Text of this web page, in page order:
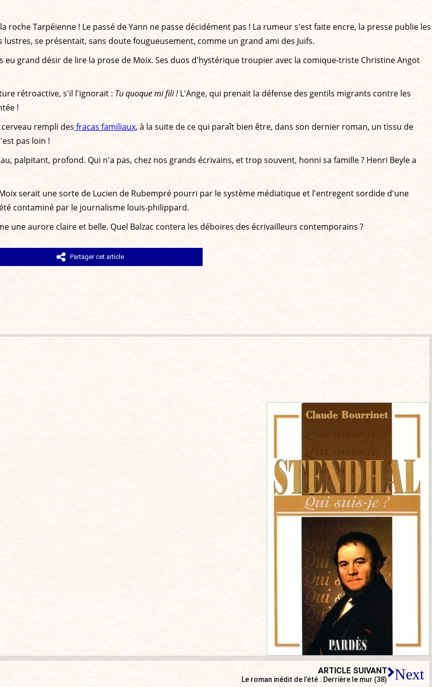
Tarpéienne ! Le passé de Yann ne passe décidément pas ! La rumeur s'est faite encre, la presse publie les
se présentait, sans doute fougueusement, comme un grand ami des Juifs.
grand désir de lire la prose de Moix. Ses duos d'hystérique troupier avec la comique-triste Christine Angot
rétroactive, s'il l'ignorait : Tu quoque mi fili !L'Ange, qui prenait la défense des gentils migrants contre les
!
rempli des fracas familiaux, à la suite de ce qui paraît bien être, dans son dernier roman, un tissu de
pas loin !
palpitant, profond. Qui n'a pas, chez nos grands écrivains, et trop souvent, honni sa famille ? Henri Beyle a
serait une sorte de Lucien de Rubempré pourri par le système médiatique et l'entregent sordide d'une
contaminé par le journalisme louis-philippard.
une aurore claire et belle. Quel Balzac contera les déboires des écrivailleurs contemporains ?
Partager cet article
ARTICLE SUIVANT
Le roman inédit de l’été : Derrière le mur (38) Next